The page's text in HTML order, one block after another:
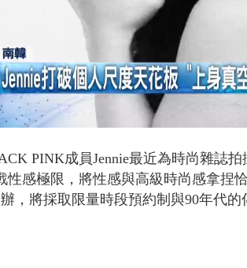
Loaded:
56.69%
PINK成員Jennie最近為時尚雜誌
性感極限，將性感與高級時尚感拿捏
，將採取限量時段預約制與90年代